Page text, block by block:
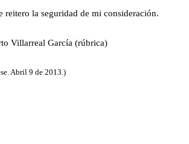
reitero la seguridad de mi consideración.
Villarreal García (rúbrica)
Abril 9 de 2013.)